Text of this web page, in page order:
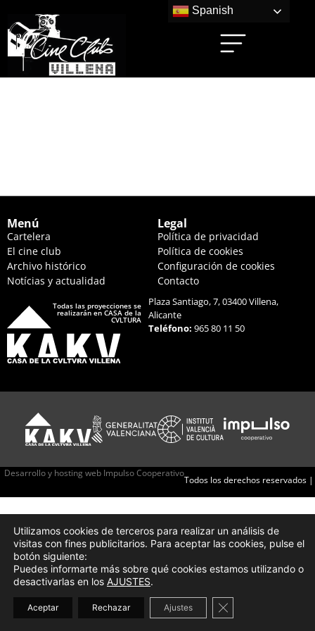
Menú
Cartelera
El cine club
Archivo histórico
Notícias y actualidad
Legal
Política de privacidad
Política de cookies
Configuración de cookies
Contacto
Todas las proyecciones se
realizarán en CASA de la
CVLTURA
Plaza Santiago, 7, 03400 Villena,
Alicante
Teléfono:965 80 11 50
Todos los derechos reservados |
Desarrollo y hosting web Impulso Cooperativo
Spanish
Utilizamos cookies de terceros para realizar un análisis de
visitas con fines publicitarios. Para aceptar las cookies, pulse el
botón siguiente:
Puedes informarte más sobre qué cookies estamos utilizando o
desactivarlas en los AJUSTES.
Aceptar Rechazar Ajustes Cerrar el banner de